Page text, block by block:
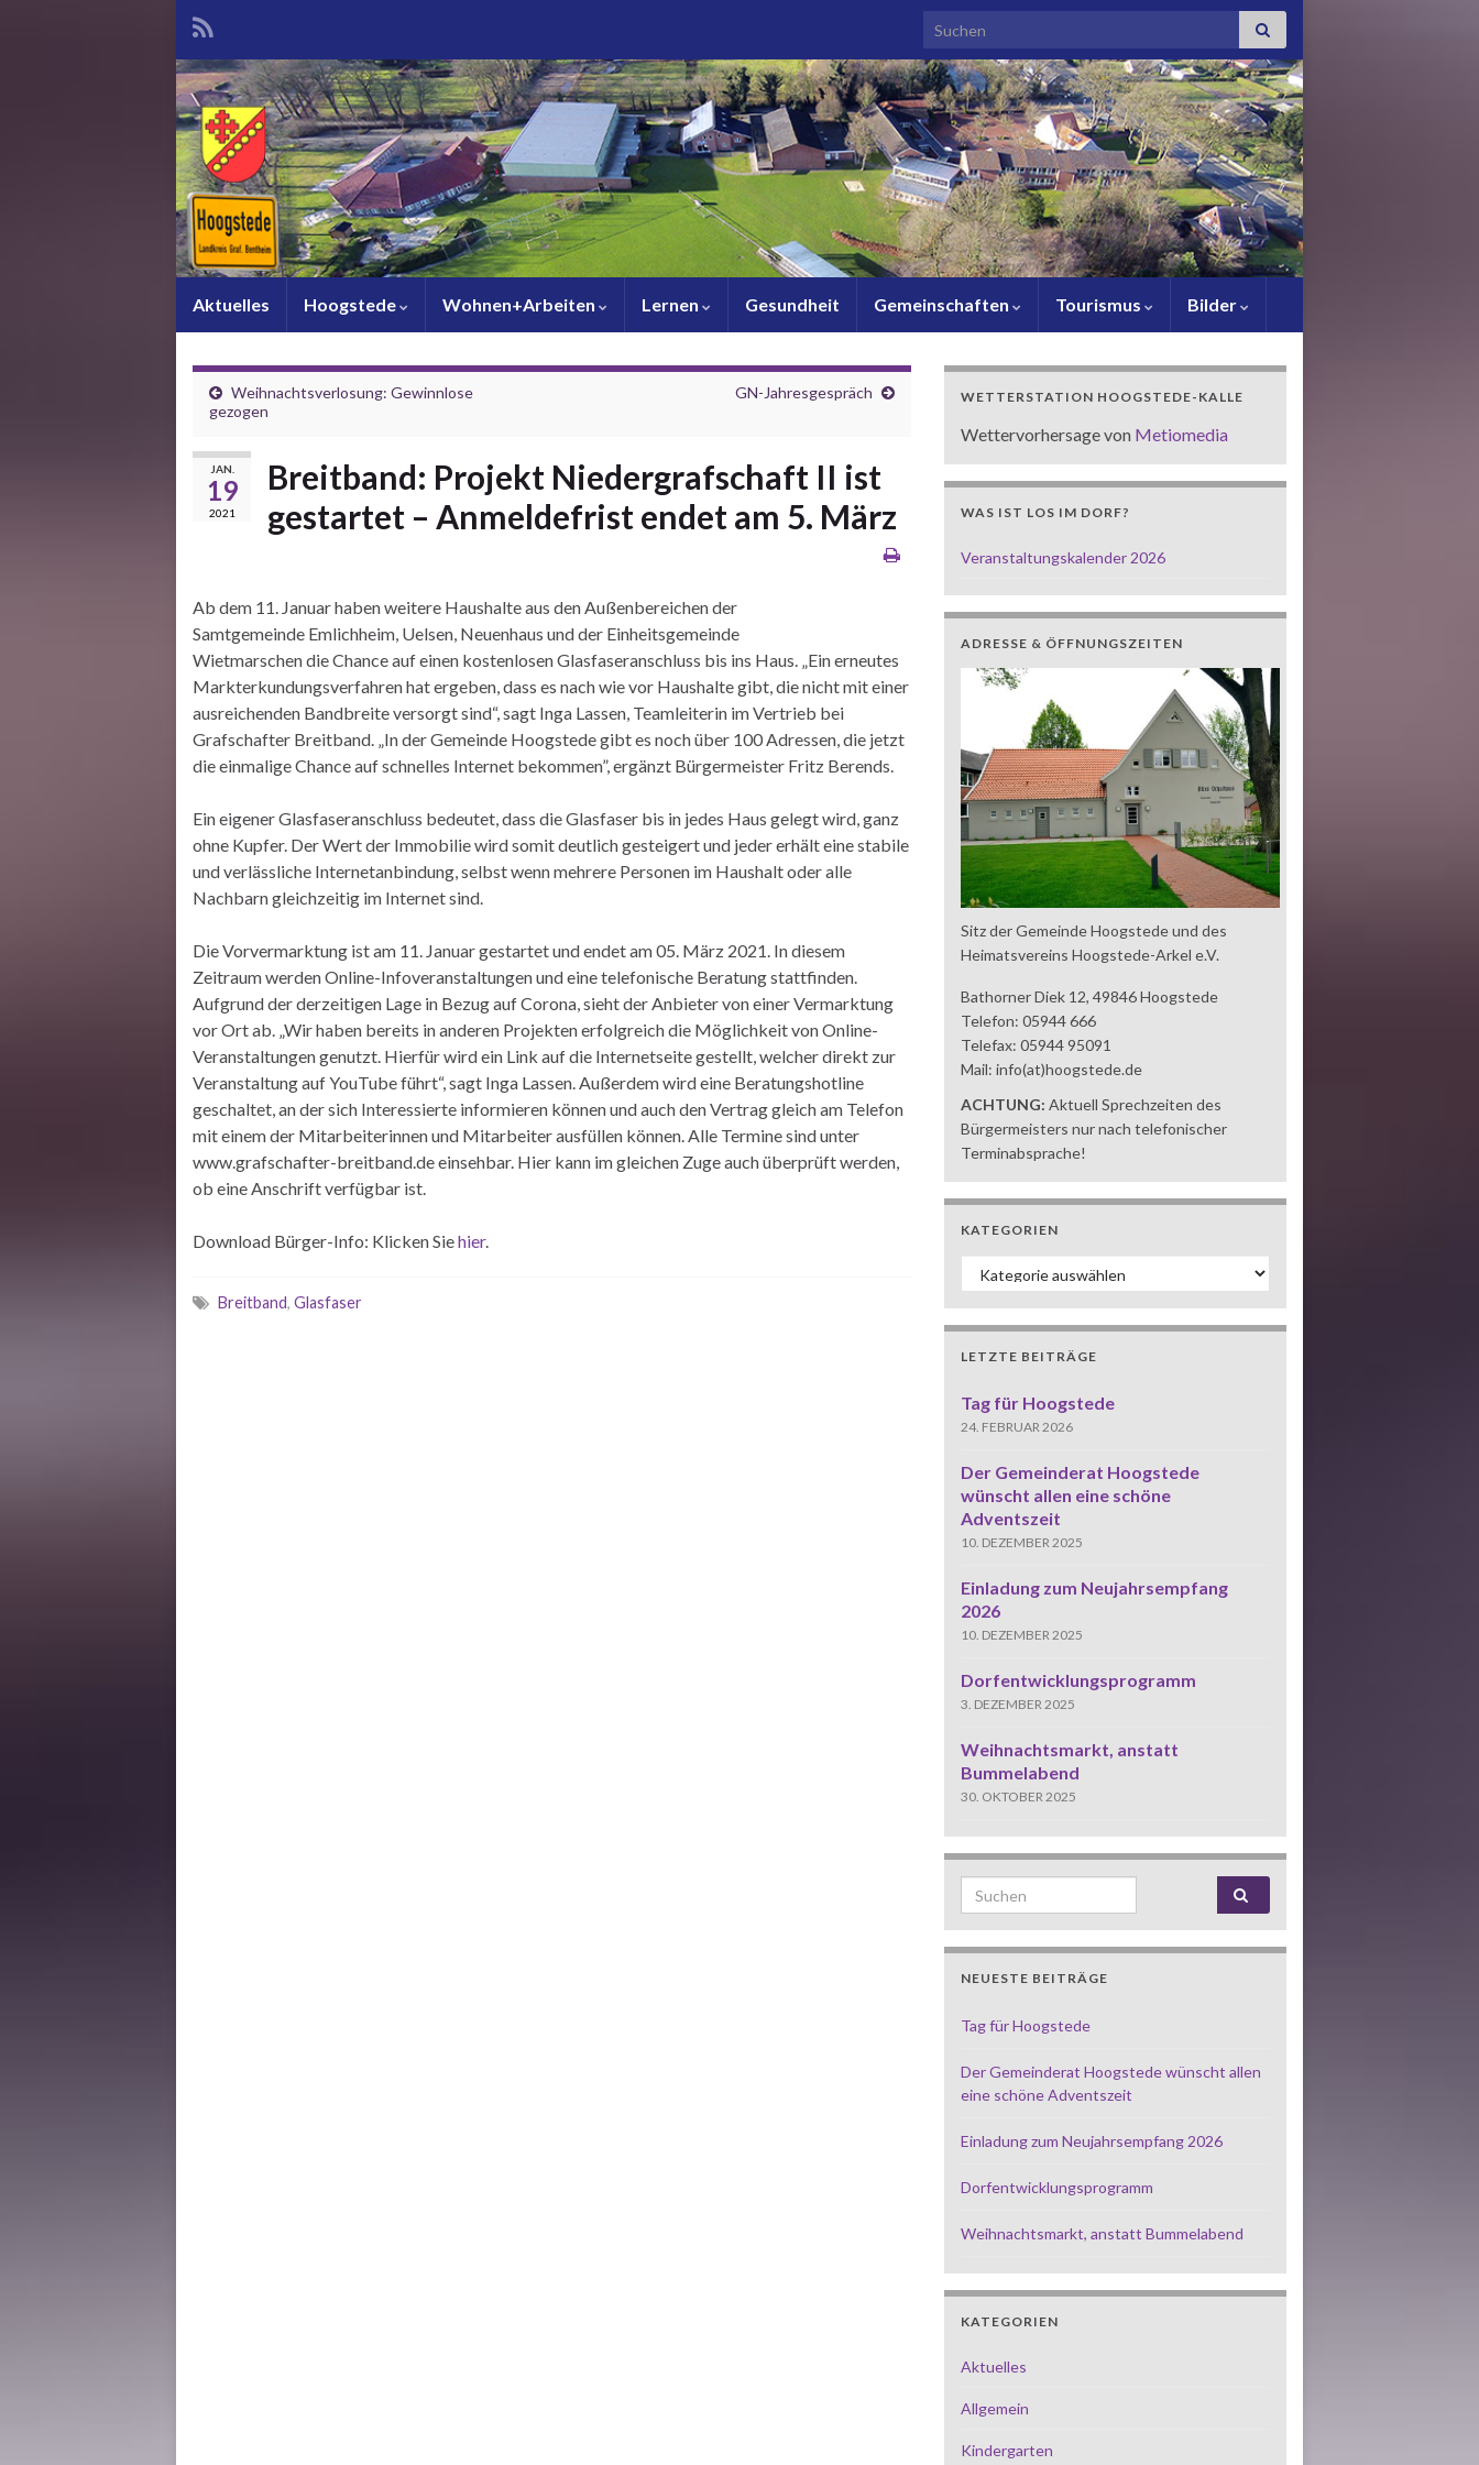
Search for:
Aktuelles Hoogstede Wohnen+Arbeiten Lernen Gesundheit Gemeinschaften Tourismus Bilder
Weihnachtsverlosung: Gewinnlose
gezogen
GN-Jahresgespräch
JAN.
19
2021
Breitband: Projekt Niedergrafschaft II ist
gestartet – Anmeldefrist endet am 5. März
Ab dem 11. Januar haben weitere Haushalte aus den Außenbereichen der
Samtgemeinde Emlichheim, Uelsen, Neuenhaus und der Einheitsgemeinde
Wietmarschen die Chance auf einen kostenlosen Glasfaseranschluss bis ins Haus. „Ein erneutes
Markterkundungsverfahren hat ergeben, dass es nach wie vor Haushalte gibt, die nicht mit einer
ausreichenden Bandbreite versorgt sind“, sagt Inga Lassen, Teamleiterin im Vertrieb bei
Grafschafter Breitband. „In der Gemeinde Hoogstede gibt es noch über 100 Adressen, die jetzt
die einmalige Chance auf schnelles Internet bekommen”, ergänzt Bürgermeister Fritz Berends.
Ein eigener Glasfaseranschluss bedeutet, dass die Glasfaser bis in jedes Haus gelegt wird, ganz
ohne Kupfer. Der Wert der Immobilie wird somit deutlich gesteigert und jeder erhält eine stabile
und verlässliche Internetanbindung, selbst wenn mehrere Personen im Haushalt oder alle
Nachbarn gleichzeitig im Internet sind.
Die Vorvermarktung ist am 11. Januar gestartet und endet am 05. März 2021. In diesem
Zeitraum werden Online-Infoveranstaltungen und eine telefonische Beratung stattfinden.
Aufgrund der derzeitigen Lage in Bezug auf Corona, sieht der Anbieter von einer Vermarktung
vor Ort ab. „Wir haben bereits in anderen Projekten erfolgreich die Möglichkeit von Online-
Veranstaltungen genutzt. Hierfür wird ein Link auf die Internetseite gestellt, welcher direkt zur
Veranstaltung auf YouTube führt“, sagt Inga Lassen. Außerdem wird eine Beratungshotline
geschaltet, an der sich Interessierte informieren können und auch den Vertrag gleich am Telefon
mit einem der Mitarbeiterinnen und Mitarbeiter ausfüllen können. Alle Termine sind unter
www.grafschafter-breitband.de einsehbar. Hier kann im gleichen Zuge auch überprüft werden,
ob eine Anschrift verfügbar ist.
Download Bürger-Info: Klicken Siehier.
Breitband, Glasfaser
WETTERSTATION HOOGSTEDE-KALLE
Wettervorhersage von Metiomedia
WAS IST LOS IM DORF?
Veranstaltungskalender 2026
ADRESSE & ÖFFNUNGSZEITEN
Sitz der Gemeinde Hoogstede und des
Heimatsvereins Hoogstede-Arkel e.V.
Bathorner Diek 12, 49846 Hoogstede
Telefon: 05944 666
Telefax: 05944 95091
Mail: info(at)hoogstede.de
ACHTUNG: Aktuell Sprechzeiten des
Bürgermeisters nur nach telefonischer
Terminabsprache!
KATEGORIEN
Kategorien
LETZTE BEITRÄGE
Tag für Hoogstede
24. FEBRUAR 2026
Der Gemeinderat Hoogstede
wünscht allen eine schöne
Adventszeit
10. DEZEMBER 2025
Einladung zum Neujahrsempfang
2026
10. DEZEMBER 2025
Dorfentwicklungsprogramm
3. DEZEMBER 2025
Weihnachtsmarkt, anstatt
Bummelabend
30. OKTOBER 2025
Search for:
NEUESTE BEITRÄGE
Tag für Hoogstede
Der Gemeinderat Hoogstede wünscht allen
eine schöne Adventszeit
Einladung zum Neujahrsempfang 2026
Dorfentwicklungsprogramm
Weihnachtsmarkt, anstatt Bummelabend
KATEGORIEN
Aktuelles
Allgemein
Kindergarten